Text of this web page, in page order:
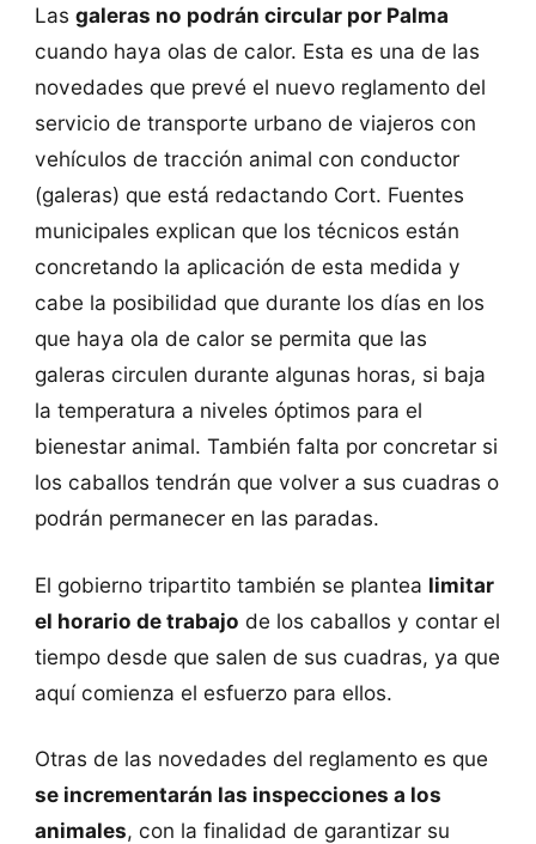
Las galeras no podrán circular por Palma
cuando haya olas de calor. Esta es una de las
novedades que prevé el nuevo reglamento del
servicio de transporte urbano de viajeros con
vehículos de tracción animal con conductor
(galeras) que está redactando Cort. Fuentes
municipales explican que los técnicos están
concretando la aplicación de esta medida y
cabe la posibilidad que durante los días en los
que haya ola de calor se permita que las
galeras circulen durante algunas horas, si baja
la temperatura a niveles óptimos para el
bienestar animal. También falta por concretar si
los caballos tendrán que volver a sus cuadras o
podrán permanecer en las paradas.
El gobierno tripartito también se plantea limitar
el horario de trabajo de los caballos y contar el
tiempo desde que salen de sus cuadras, ya que
aquí comienza el esfuerzo para ellos.
Otras de las novedades del reglamento es que
se incrementarán las inspecciones a los
animales, con la finalidad de garantizar su